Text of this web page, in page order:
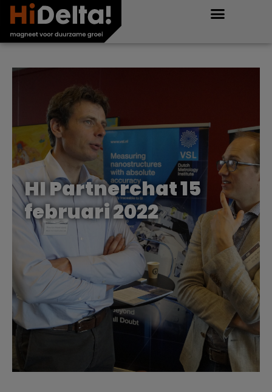
HI Partnerchat 15
februari 2022